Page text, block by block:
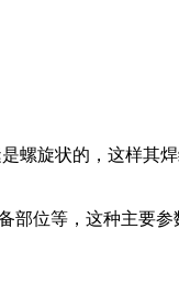
螺旋状的，这样其
部位等，这种主要